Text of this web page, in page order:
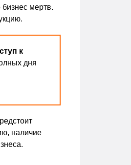
бизнес мертв.
к
дня
наличие